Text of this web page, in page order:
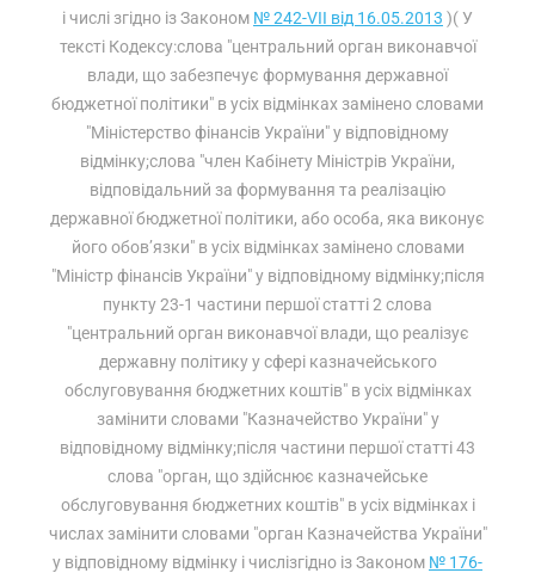
і числі згідно із Законом № 242-VII від 16.05.2013 )( У
тексті Кодексу:слова "центральний орган виконавчої
влади, що забезпечує формування державної
бюджетної політики" в усіх відмінках замінено словами
"Міністерство фінансів України" у відповідному
відмінку;слова "член Кабінету Міністрів України,
відповідальний за формування та реалізацію
державної бюджетної політики, або особа, яка виконує
його обов’язки" в усіх відмінках замінено словами
"Міністр фінансів України" у відповідному відмінку;після
пункту 23-1 частини першої статті 2 слова
"центральний орган виконавчої влади, що реалізує
державну політику у сфері казначейського
обслуговування бюджетних коштів" в усіх відмінках
замінити словами "Казначейство України" у
відповідному відмінку;після частини першої статті 43
слова "орган, що здійснює казначейське
обслуговування бюджетних коштів" в усіх відмінках і
числах замінити словами "орган Казначейства України"
у відповідному відмінку і числізгідно із Законом № 176-